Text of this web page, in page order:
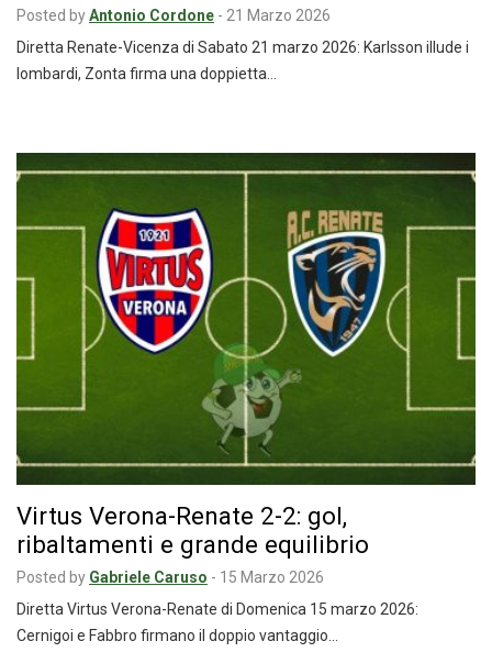
Posted byAntonio Cordone - 21 Marzo 2026
Diretta Renate-Vicenza di Sabato 21 marzo 2026: Karlsson illude i
lombardi, Zonta firma una doppietta…
Virtus Verona-Renate 2-2: gol,
ribaltamenti e grande equilibrio
Posted by Gabriele Caruso - 15 Marzo 2026
Diretta Virtus Verona-Renate di Domenica 15 marzo 2026:
Cernigoi e Fabbro firmano il doppio vantaggio…